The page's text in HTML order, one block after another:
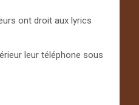
ont droit aux lyrics
leur téléphone sous